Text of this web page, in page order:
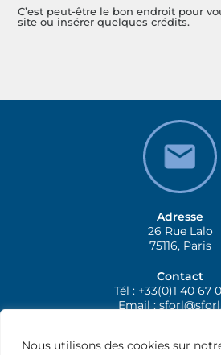
Nous utilisons des cookies sur
C’est peut-être le bon endroit pour
site ou insérer quelques crédits.
Adresse
26 Rue Lalo
75116, Paris
Contact
Tél : +33(0)1 40 67
Email :